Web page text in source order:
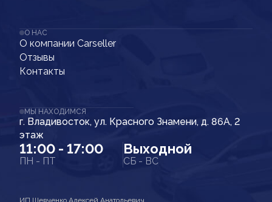
О НАС
О компании Carseller
Отзывы
Контакты
МЫ НАХОДИМСЯ
г. Владивосток, ул. Красного Знамени, д. 86А, 2
этаж
11:00 - 17:00
ПН - ПТ
Выходной
СБ - ВС
ИП Шевченко Алексей Анатольевич